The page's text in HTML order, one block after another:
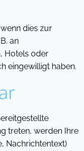
dies zur
an
Hotels oder
eingewilligt haben.
treten, werden Ihre
Nachrichtentext)